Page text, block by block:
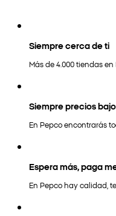
Siempre cerca de ti
Más de 4.000 tiendas
Siempre precios
En Pepco encontrarás
Espera más, paga
En Pepco hay calidad,